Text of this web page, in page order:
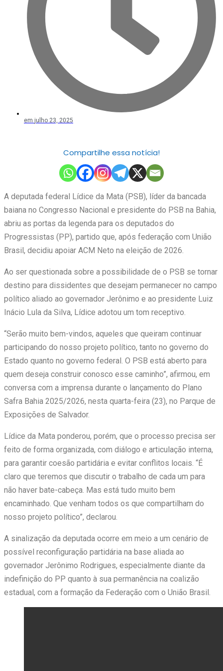
em julho 23, 2025
Compartilhe essa notícia!
A deputada federal Lídice da Mata (PSB), líder da bancada
baiana no Congresso Nacional e presidente do PSB na Bahia,
abriu as portas da legenda para os deputados do
Progressistas (PP), partido que, após federação com União
Brasil, decidiu apoiar ACM Neto na eleição de 2026.
Ao ser questionada sobre a possibilidade de o PSB se tornar
destino para dissidentes que desejam permanecer no campo
político aliado ao governador Jerônimo e ao presidente Luiz
Inácio Lula da Silva, Lídice adotou um tom receptivo.
“Serão muito bem-vindos, aqueles que queiram continuar
participando do nosso projeto político, tanto no governo do
Estado quanto no governo federal. O PSB está aberto para
quem deseja construir conosco esse caminho”, afirmou, em
conversa com a imprensa durante o lançamento do Plano
Safra Bahia 2025/2026, nesta quarta-feira (23), no Parque de
Exposições de Salvador.
Lídice da Mata ponderou, porém, que o processo precisa ser
feito de forma organizada, com diálogo e articulação interna,
para garantir coesão partidária e evitar conflitos locais. “É
claro que teremos que discutir o trabalho de cada um para
não haver bate-cabeça. Mas está tudo muito bem
encaminhado. Que venham todos os que compartilham do
nosso projeto político”, declarou.
A sinalização da deputada ocorre em meio a um cenário de
possível reconfiguração partidária na base aliada ao
governador Jerônimo Rodrigues, especialmente diante da
indefinição do PP quanto à sua permanência na coalizão
estadual, com a formação da Federação com o União Brasil.